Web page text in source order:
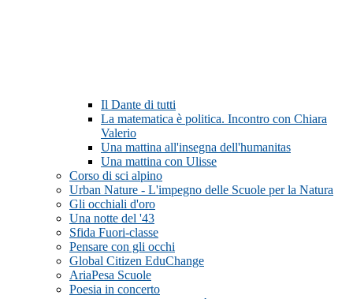
Il Dante di tutti
La matematica è politica. Incontro con Chiara
Valerio
Una mattina all'insegna dell'humanitas
Una mattina con Ulisse
Corso di sci alpino
Urban Nature - L'impegno delle Scuole per la Natura
Gli occhiali d'oro
Una notte del '43
Sfida Fuori-classe
Pensare con gli occhi
Global Citizen EduChange
AriaPesa Scuole
Poesia in concerto